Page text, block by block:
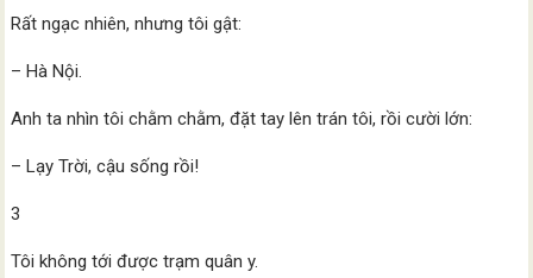
Rất ngạc nhiên, nhưng tôi gật:
– Hà Nội.
Anh ta nhìn tôi chằm chằm, đặt tay lên trán tôi, rồi cười lớn:
– Lạy Trời, cậu sống rồi!
3
Tôi không tới được trạm quân y.